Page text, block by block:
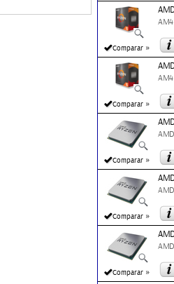
Comparar »
AM4
Comparar »
AM4
Comparar »
Comparar »
Comparar »